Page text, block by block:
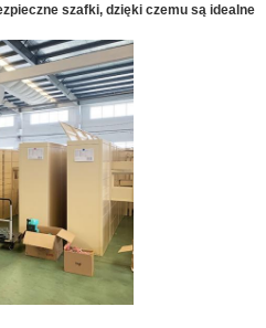
szafki, dzięki czemu są idealne